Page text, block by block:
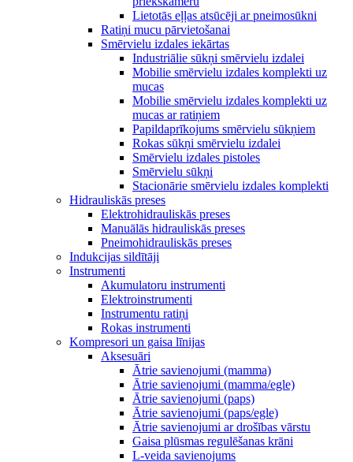
Lietotās eļļas atsūcēji ar pneimosūkni
Ratiņi mucu pārvietošanai
Smērvielu izdales iekārtas
Industriālie sūkņi smērvielu izdalei
Mobilie smērvielu izdales komplekti uz
mucas
Mobilie smērvielu izdales komplekti uz
mucas ar ratiņiem
Papildaprīkojums smērvielu sūkņiem
Rokas sūkņi smērvielu izdalei
Smērvielu izdales pistoles
Smērvielu sūkņi
Stacionārie smērvielu izdales komplekti
Hidrauliskās preses
Elektrohidrauliskās preses
Manuālās hidrauliskās preses
Pneimohidrauliskās preses
Indukcijas sildītāji
Instrumenti
Akumulatoru instrumenti
Elektroinstrumenti
Instrumentu ratiņi
Rokas instrumenti
Kompresori un gaisa līnijas
Aksesuāri
Ātrie savienojumi (mamma)
Ātrie savienojumi (mamma/egle)
Ātrie savienojumi (paps)
Ātrie savienojumi (paps/egle)
Ātrie savienojumi ar drošības vārstu
Gaisa plūsmas regulēšanas krāni
L-veida savienojums